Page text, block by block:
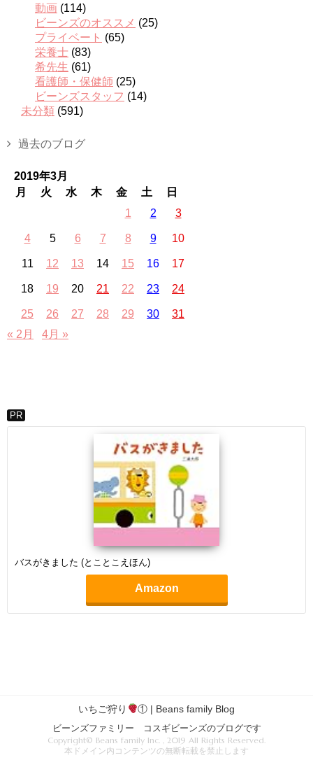
動画 (114)
ビーンズのオススメ (25)
プライベート (65)
栄養士 (83)
希先生 (61)
看護師・保健師 (25)
ビーンズスタッフ (14)
未分類 (591)
過去のブログ
2019年3月
月
火 水 木 金 土
日
1
2 3
4 5 6 7 8 9 10
11 12 13 14 15 16 17
18 19 20 21 22 23 24
25 26 27 28 29 30
31
« 2月
4月 »
PR
バスがきました (とことこえほん)
Amazon
いちご狩り ① | Beans family Blog
ビーンズファミリー コスギビーンズのブログです
Copyright© Beans family Inc. , 2019 All Rights Reserved.
本ドメイン内コンテンツの無断転載を禁止します